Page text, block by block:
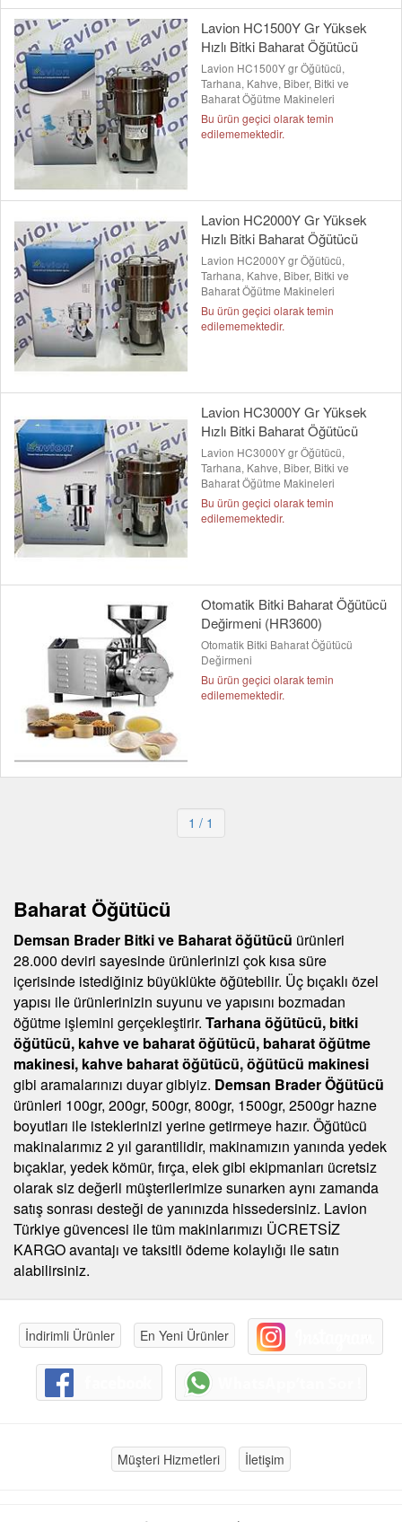
Lavion HC1500Y Gr Yüksek
Hızlı Bitki Baharat Öğütücü
Lavion HC1500Y gr Öğütücü,
Tarhana, Kahve, Biber, Bitki ve
Baharat Öğütme Makineleri
Bu ürün geçici olarak temin
edilememektedir.
Lavion HC2000Y Gr Yüksek
Hızlı Bitki Baharat Öğütücü
Lavion HC2000Y gr Öğütücü,
Tarhana, Kahve, Biber, Bitki ve
Baharat Öğütme Makineleri
Bu ürün geçici olarak temin
edilememektedir.
Lavion HC3000Y Gr Yüksek
Hızlı Bitki Baharat Öğütücü
Lavion HC3000Y gr Öğütücü,
Tarhana, Kahve, Biber, Bitki ve
Baharat Öğütme Makineleri
Bu ürün geçici olarak temin
edilememektedir.
Otomatik Bitki Baharat Öğütücü
Değirmeni (HR3600)
Otomatik Bitki Baharat Öğütücü
Değirmeni
Bu ürün geçici olarak temin
edilememektedir.
1 / 1
Baharat Öğütücü
Demsan Brader Bitki ve Baharat öğütücü ürünleri
28.000 deviri sayesinde ürünlerinizi çok kısa süre
içerisinde istediğiniz büyüklükte öğütebilir. Üç bıçaklı özel
yapısı ile ürünlerinizin suyunu ve yapısını bozmadan
öğütme işlemini gerçekleştirir. Tarhana öğütücü, bitki
öğütücü, kahve ve baharat öğütücü, baharat öğütme
makinesi, kahve baharat öğütücü, öğütücü makinesi
gibi aramalarınızı duyar gibiyiz. Demsan Brader Öğütücü
ürünleri 100gr, 200gr, 500gr, 800gr, 1500gr, 2500gr hazne
boyutları ile isteklerinizi yerine getirmeye hazır. Öğütücü
makinalarımız 2 yıl garantilidir, makinamızın yanında yedek
bıçaklar, yedek kömür, fırça, elek gibi ekipmanları ücretsiz
olarak siz değerli müşterilerimize sunarken aynı zamanda
satış sonrası desteği de yanınızda hissedersiniz. Lavion
Türkiye güvencesi ile tüm makinlarımızı ÜCRETSİZ
KARGO avantajı ve taksitli ödeme kolaylığı ile satın
alabilirsiniz.
İndirimli Ürünler En Yeni Ürünler
Müşteri Hizmetleri İletişim